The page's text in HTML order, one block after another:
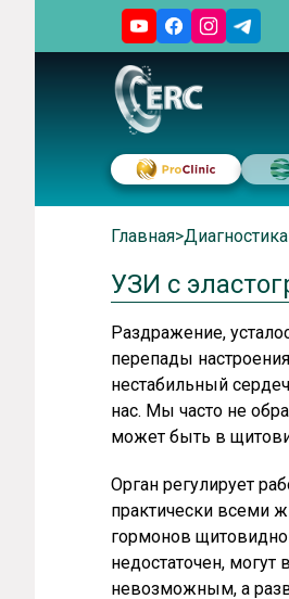
Главная> Диагностика
УЗИ с
Раздражение,
перепады
нестабильный
нас. Мы часто не
может быть в
Орган регулирует
практически всеми
гормонов
недостаточен,
невозможным, а